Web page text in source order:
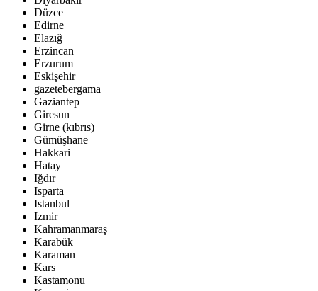
Düzce
Edirne
Elazığ
Erzincan
Erzurum
Eskişehir
gazetebergama
Gaziantep
Giresun
Girne (kıbrıs)
Gümüşhane
Hakkari
Hatay
Iğdır
Isparta
Istanbul
Izmir
Kahramanmaraş
Karabük
Karaman
Kars
Kastamonu